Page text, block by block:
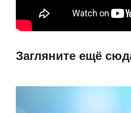
Загляните ещë